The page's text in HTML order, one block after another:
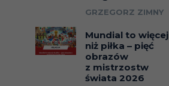
GRZEGORZ ZIMNY
Mundial to więcej
niż piłka – pięć
obrazów
z mistrzostw
świata 2026